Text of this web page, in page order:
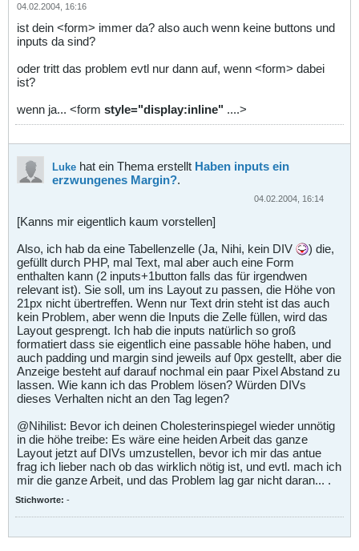
04.02.2004, 16:16
ist dein <form> immer da? also auch wenn keine buttons und
inputs da sind?
oder tritt das problem evtl nur dann auf, wenn <form> dabei
ist?
wenn ja... <form style="display:inline" ....>
Luke hat ein Thema erstellt Haben inputs ein
erzwungenes Margin?.
04.02.2004, 16:14
[Kanns mir eigentlich kaum vorstellen]
Also, ich hab da eine Tabellenzelle (Ja, Nihi, kein DIV
) die,
gefüllt durch PHP, mal Text, mal aber auch eine Form
enthalten kann (2 inputs+1button falls das für irgendwen
relevant ist). Sie soll, um ins Layout zu passen, die Höhe von
21px nicht übertreffen. Wenn nur Text drin steht ist das auch
kein Problem, aber wenn die Inputs die Zelle füllen, wird das
Layout gesprengt. Ich hab die inputs natürlich so groß
formatiert dass sie eigentlich eine passable höhe haben, und
auch padding und margin sind jeweils auf 0px gestellt, aber die
Anzeige besteht auf darauf nochmal ein paar Pixel Abstand zu
lassen. Wie kann ich das Problem lösen? Würden DIVs
dieses Verhalten nicht an den Tag legen?
@Nihilist: Bevor ich deinen Cholesterinspiegel wieder unnötig
in die höhe treibe: Es wäre eine heiden Arbeit das ganze
Layout jetzt auf DIVs umzustellen, bevor ich mir das antue
frag ich lieber nach ob das wirklich nötig ist, und evtl. mach ich
mir die ganze Arbeit, und das Problem lag gar nicht daran... .
Stichworte: -